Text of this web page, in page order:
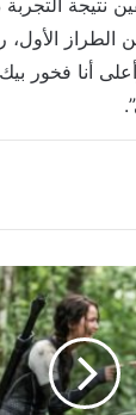
الطراز الأول،
أنا فخور